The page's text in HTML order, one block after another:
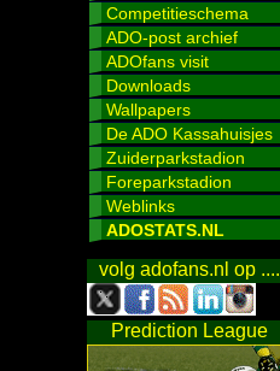
Competitieschema
ADO-post archief
ADOfans visit
Downloads
Wallpapers
De ADO Kassahuisjes
Zuiderparkstadion
Foreparkstadion
Weblinks
ADOSTATS.NL
volg adofans.nl op ....
Prediction League